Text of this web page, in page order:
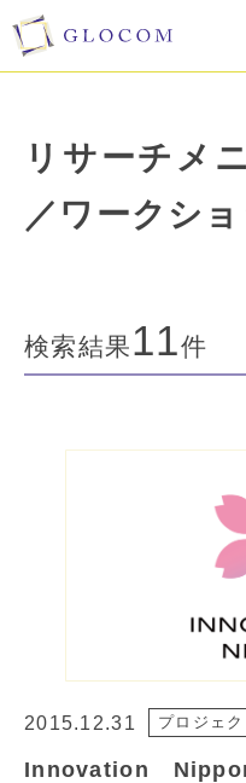
リサーチメ
／ワークショ
検索結果11件
2015.12.31 プロジェク
Innovation